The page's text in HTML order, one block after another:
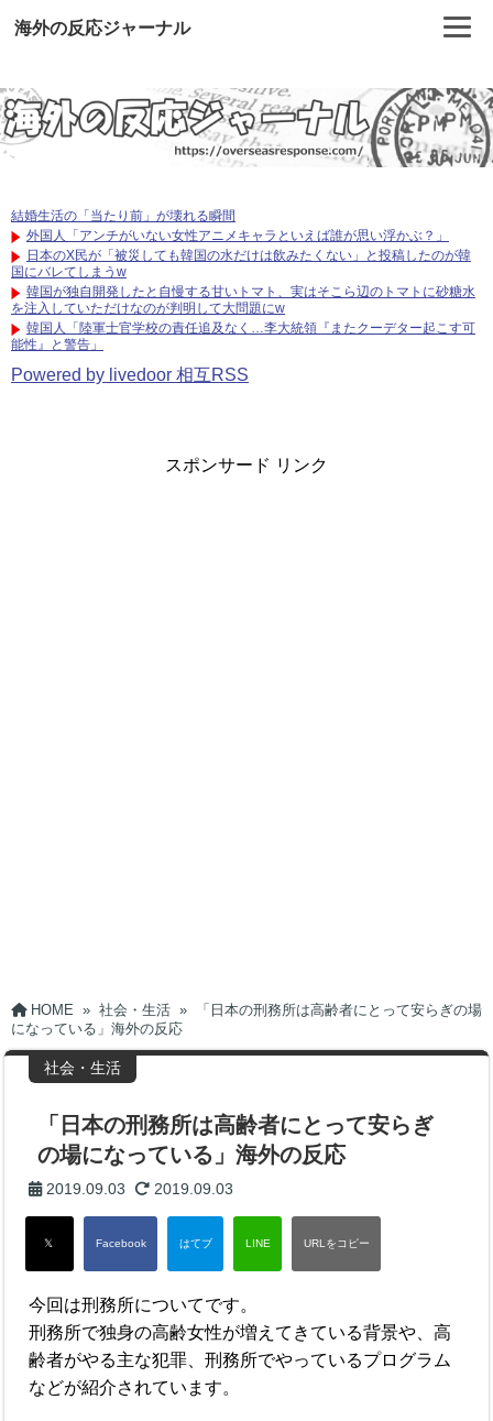
海外の反応ジャーナル
結婚生活の「当たり前」が壊れる瞬間
外国人「アンチがいない女性アニメキャラといえば誰が思い浮かぶ？」
日本のX民が「被災しても韓国の水だけは飲みたくない」と投稿したのが韓
国にバレてしまうw
韓国が独自開発したと自慢する甘いトマト、実はそこら辺のトマトに砂糖水
を注入していただけなのが判明して大問題にw
韓国人「陸軍士官学校の責任追及なく…李大統領『またクーデター起こす可
能性』と警告」
Powered by livedoor 相互RSS
スポンサード リンク
HOME » 社会・生活 »
「日本の刑務所は高齢者にとって安らぎの場
になっている」海外の反応
社会・生活
「日本の刑務所は高齢者にとって安らぎ
の場になっている」海外の反応
2019.09.03 2019.09.03
今回は刑務所についてです。
刑務所で独身の高齢女性が増えてきている背景や、高
齢者がやる主な犯罪、刑務所でやっているプログラム
などが紹介されています。